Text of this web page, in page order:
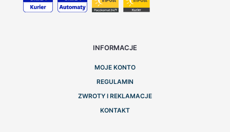
INFORMACJE
MOJE KONTO
REGULAMIN
ZWROTY I REKLAMACJE
KONTAKT